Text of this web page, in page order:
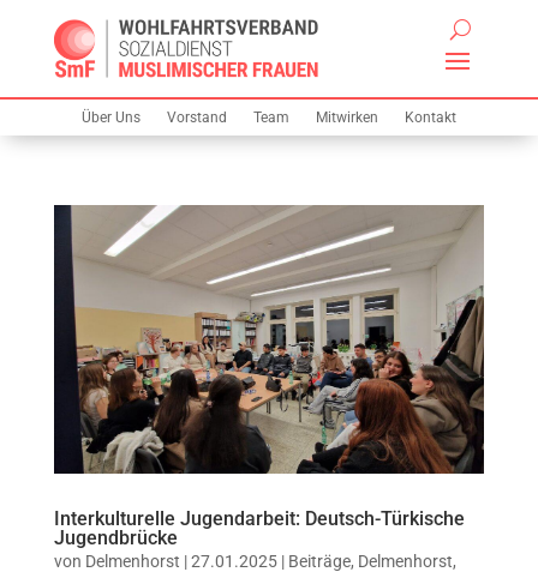
Über Uns Vorstand Team Mitwirken Kontakt
Interkulturelle Jugendarbeit: Deutsch-Türkische
Jugendbrücke
von Delmenhorst |27.01.2025| Beiträge, Delmenhorst,